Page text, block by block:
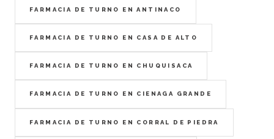
FARMACIA DE TURNO EN ANTINACO
FARMACIA DE TURNO EN CASA DE ALTO
FARMACIA DE TURNO EN CHUQUISACA
FARMACIA DE TURNO EN CIENAGA GRANDE
FARMACIA DE TURNO EN CORRAL DE PIEDRA